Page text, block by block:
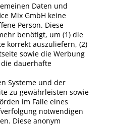
Daten und
Mix GmbH keine
Person. Diese
benötigt, um (1) die
korrekt auszuliefern, (2)
sowie die Werbung
dauerhafte
Systeme und der
zu gewährleisten sowie
im Falle eines
notwendigen
Diese anonym